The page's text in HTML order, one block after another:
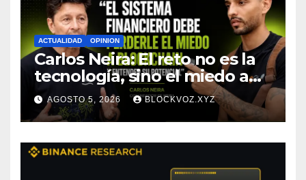
ACTUALIDAD OPINION
Carlos Neira: El reto no es la
tecnología, sino el miedo a
entenderla
AGOSTO 5, 2026 BLOCKVOZ.XYZ